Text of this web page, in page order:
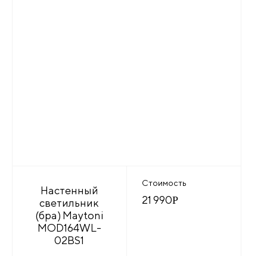
Настенный
светильник
(бра) Maytoni
MOD164WL-
02BS1
Стоимость
21 990Р